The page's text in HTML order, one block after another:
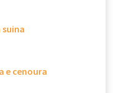
suina
e cenoura